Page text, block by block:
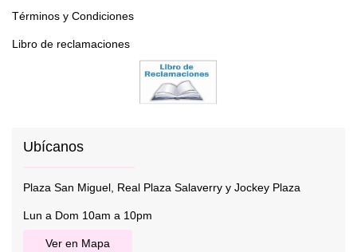
Términos y Condiciones
Libro de reclamaciones
Ubícanos
Plaza San Miguel, Real Plaza Salaverry y Jockey Plaza
Lun a Dom 10am a 10pm
Ver en Mapa